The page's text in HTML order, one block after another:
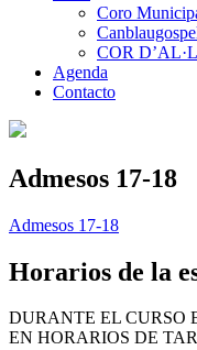
Coro
COR
Agenda
Contacto
Admesos 17-18
Admesos 17-18
Horarios de la
DURANTE EL CURSO
EN HORARIOS DE